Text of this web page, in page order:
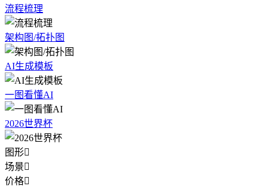
流程梳理
架构图/拓扑图
AI生成模板
一图看懂AI
2026世界杯
图形
场景
价格